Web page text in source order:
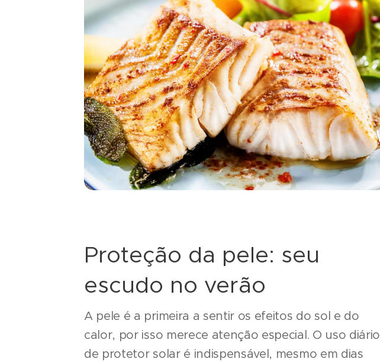
Proteção da pele: seu
escudo no verão
A pele é a primeira a sentir os efeitos do sol e do
calor, por isso merece atenção especial. O uso diário
de protetor solar é indispensável, mesmo em dias